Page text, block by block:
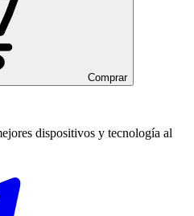
Comprar
dispositivos y tecnología al